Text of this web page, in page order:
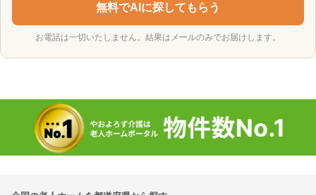
無料でAIに探してもらう
お電話は一切いたしません。結果はメールのみでお届けします。